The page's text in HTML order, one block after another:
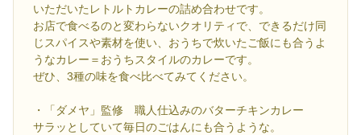
いただいたレトルトカレーの詰め合わせです。
お店で食べるのと変わらないクオリティで、できるだけ同
じスパイスや素材を使い、おうちで炊いたご飯にも合うよ
うなカレー＝おうちスタイルのカレーです。
ぜひ、3種の味を食べ比べてみてください。
・「ダメヤ」監修 職人仕込みのバターチキンカレー
サラッとしていて毎日のごはんにも合うような。